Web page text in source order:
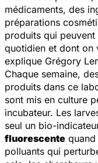
médicaments, des
préparations
produits qui
quotidien et dont on
explique Grégory
Chaque semaine,
produits dans ce
sont mis en culture
incubateur. Les
seul un bio-
fluorescente quand
polluants qui